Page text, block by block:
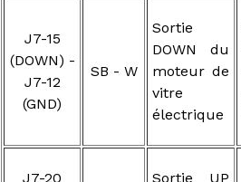
J7-15
(DOWN) -
J7-12
(GND)
SB - W
Sortie
DOWN du
moteur de
vitre
électrique
J7-20
Sortie UP